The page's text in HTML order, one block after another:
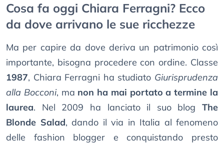
Cosa fa oggi Chiara Ferragni? Ecco
da dove arrivano le sue ricchezze
Ma per capire da dove deriva un patrimonio così
importante, bisogna procedere con ordine. Classe
1987, Chiara Ferragni ha studiato Giurisprudenza
alla Bocconi, ma non ha mai portato a termine la
laurea. Nel 2009 ha lanciato il suo blog The
Blonde Salad, dando il via in Italia al fenomeno
delle fashion blogger e conquistando presto